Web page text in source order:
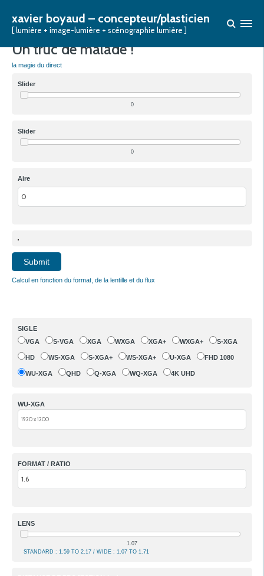
xavier boyaud – concepteur/plasticien
[ lumière + image-lumière + scénographie lumière ]
OPTIQUE / FOCALE -> DEGRÉS
Un truc de malade !
la magie du direct
Slider
0
Slider
0
Aire
Submit
Calcul en fonction du format, de la lentille et du flux
SIGLE
VGA
S-VGA XGA WXGA XGA+ WXGA+ S-XGA
HD WS-XGA S-XGA+ WS-XGA+ U-XGA FHD 1080
WU-XGA QHD Q-XGA WQ-XGA 4K UHD
WU-XGA
FORMAT / RATIO
LENS
1.07
STANDARD : 1.59 TO 2.17 / WIDE : 1.07 TO 1.71